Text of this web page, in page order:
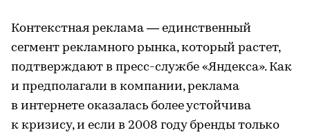
Контекстная реклама — единственный
сегмент рекламного рынка, который растет,
подтверждают в пресс-службе «Яндекса». Как
и предполагали в компании, реклама
в интернете оказалась более устойчива
к кризису, и если в 2008 году бренды только